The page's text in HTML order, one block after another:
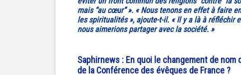
mais “au cœur” ». « Nous tenons en effet à faire
les spiritualités », ajoute-t-il. « Il y a là à réfléchir
nous aimerions partager avec la société. »
Saphirnews : En quoi le changement de
de la Conférence des évêques de France ?